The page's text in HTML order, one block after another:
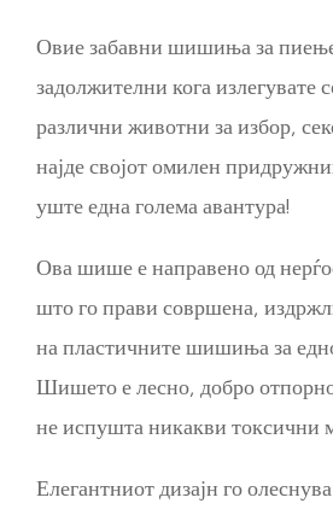
Овие забавни шишиња за
задолжителни кога излегувате
различни животни за избор,
најде својот омилен
уште една голема авантура!
Ова шише е направено од
што го прави совршена,
на пластичните шишиња за
Шишето е лесно, добро
не испушта никакви токсични
Елегантниот дизајн го